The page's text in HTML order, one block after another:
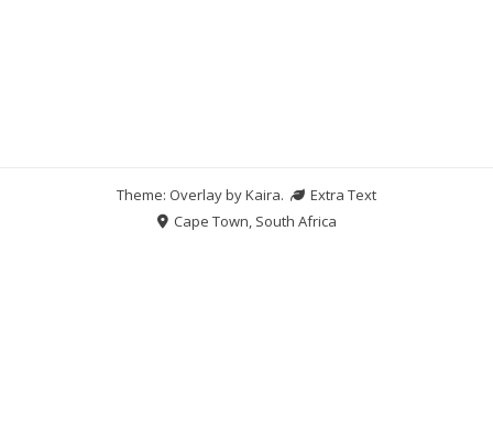
Theme: Overlay byKaira.
Extra Text
Cape Town, South Africa